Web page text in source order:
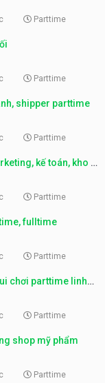
Parttime
Parttime
shipper parttime
Parttime
kế toán, kho –
Parttime
fulltime
Parttime
chơi parttime linh
Parttime
shop mỹ phẩm
Parttime